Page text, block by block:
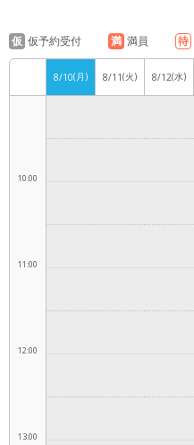
仮 仮予約受付 満 満員 待
8/10(月) 8/11(火) 8/12(水)
10:00
11:00
12:00
13:00